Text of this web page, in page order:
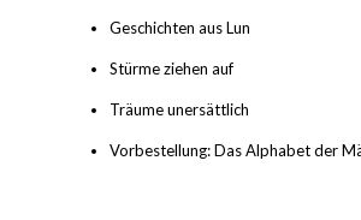
Geschichten aus Lun
Stürme ziehen auf
Träume unersättlich
Vorbestellung: Das Alphabet der